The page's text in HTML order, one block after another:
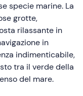
specie marine. La
grotte,
rilassante in
in
indimenticabile,
tra il verde della
del mare.